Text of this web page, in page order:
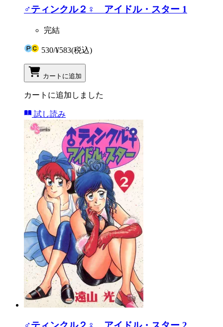
♂ティンクル２♀ アイドル・スター 1
完結
530/¥583(税込)
カートに追加
カートに追加しました
試し読み